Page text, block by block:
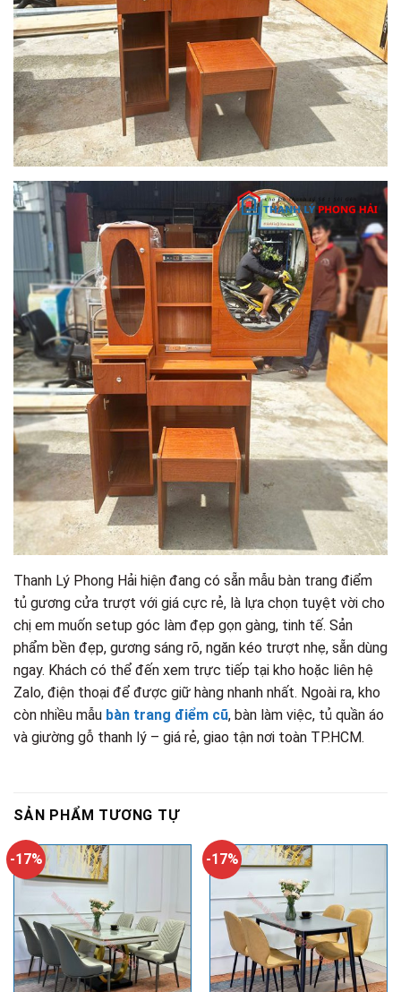
Thanh Lý Phong Hải hiện đang có sẵn mẫu bàn trang điểm
tủ gương cửa trượt với giá cực rẻ, là lựa chọn tuyệt vời cho
chị em muốn setup góc làm đẹp gọn gàng, tinh tế. Sản
phẩm bền đẹp, gương sáng rõ, ngăn kéo trượt nhẹ, sẵn dùng
ngay. Khách có thể đến xem trực tiếp tại kho hoặc liên hệ
Zalo, điện thoại để được giữ hàng nhanh nhất. Ngoài ra, kho
còn nhiều mẫu bàn trang điểm cũ, bàn làm việc, tủ quần áo
và giường gỗ thanh lý – giá rẻ, giao tận nơi toàn TP.HCM.
SẢN PHẨM TƯƠNG TỰ
-17% -17%